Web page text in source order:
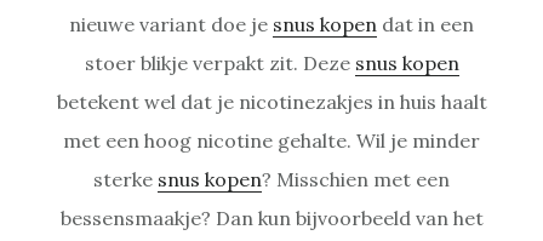
nieuwe variant doe je snus kopen dat in een
stoer blikje verpakt zit. Deze snus kopen
betekent wel dat je nicotinezakjes in huis haalt
met een hoog nicotine gehalte. Wil je minder
sterke snus kopen? Misschien met een
bessensmaakje? Dan kun bijvoorbeeld van het